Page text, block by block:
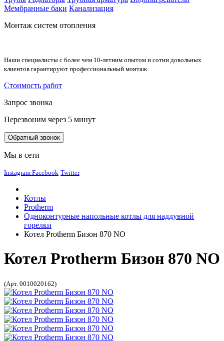
Мембранные баки Канализация
Монтаж систем отопления
Наши специалисты с более чем 10-летним опытом и сотни довольных
клиентов гарантируют профессиональный монтаж
Стоимость работ
Запрос звонка
Перезвоним через 5 минут
Обратный звонок
Мы в сети
Instagram Facebook Twitter
Котлы
Protherm
Одноконтурные напольные котлы для наддувной
горелки
Котел Protherm Бизон 870 NO
Котел Protherm Бизон 870 NO
(Арт. 0010020162)